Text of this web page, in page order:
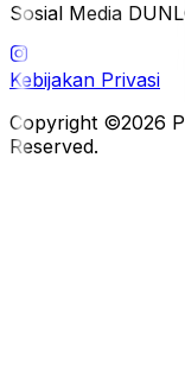
Sosial Media
Kebijakan Privasi
Copyright ©2026
Reserved.